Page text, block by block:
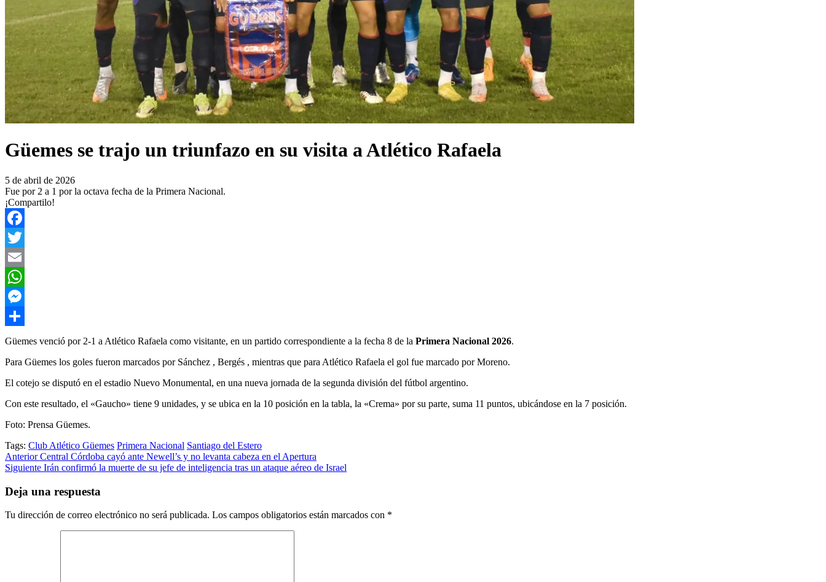
Güemes se trajo un triunfazo en su visita a Atlético Rafaela
5 de abril de 2026
Fue por 2 a 1 por la octava fecha de la Primera Nacional.
¡Compartilo!
Facebook
Twitter
Email
WhatsApp
Messenger
Compartir
Güemes venció por 2-1 a Atlético Rafaela como visitante, en un partido correspondiente a la fecha 8 de la Primera Nacional 2026.
Para Güemes los goles fueron marcados por Sánchez , Bergés , mientras que para Atlético Rafaela el gol fue marcado por Moreno.
El cotejo se disputó en el estadio Nuevo Monumental, en una nueva jornada de la segunda división del fútbol argentino.
Con este resultado, el «Gaucho» tiene 9 unidades, y se ubica en la 10 posición en la tabla, la «Crema» por su parte, suma 11 puntos, ubicándose en la 7 posición.
Foto: Prensa Güemes.
Tags: Club Atlético Güemes Primera Nacional Santiago del Estero
Post
navigation
AnteriorCentral Córdoba cayó ante Newell’s y no levanta cabeza en el Apertura
Siguiente Irán confirmó la muerte de su jefe de inteligencia tras un ataque aéreo de Israel
Deja una respuesta
Tu dirección de correo electrónico no será publicada. Los campos obligatorios están marcados con *